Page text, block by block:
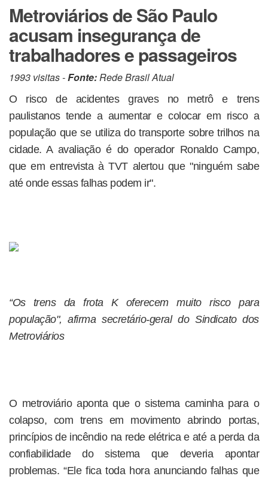
Metroviários de São Paulo
acusam insegurança de
trabalhadores e passageiros
1993 visitas -Fonte:Rede Brasil Atual
O risco de acidentes graves no metrô e trens
paulistanos tende a aumentar e colocar em risco a
população que se utiliza do transporte sobre trilhos na
cidade. A avaliação é do operador Ronaldo Campo,
que em entrevista à TVT alertou que "ninguém sabe
até onde essas falhas podem ir".
“Os trens da frota K oferecem muito risco para
população", afirma secretário-geral do Sindicato dos
Metroviários
O metroviário aponta que o sistema caminha para o
colapso, com trens em movimento abrindo portas,
princípios de incêndio na rede elétrica e até a perda da
confiabilidade do sistema que deveria apontar
problemas. “Ele fica toda hora anunciando falhas que